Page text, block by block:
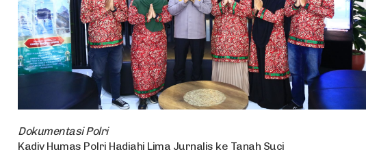
Dokumentasi Polri
Kadiv Humas Polri Hadiahi Lima Jurnalis ke Tanah Suci